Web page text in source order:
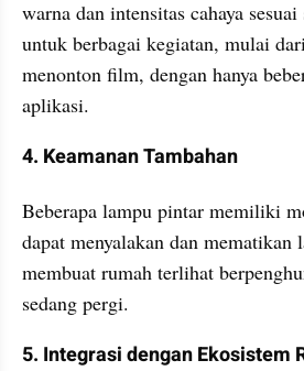
warna dan intensitas cahaya
untuk berbagai kegiatan, mulai
menonton film, dengan hanya
aplikasi.
4. Keamanan Tambahan
Beberapa lampu pintar memiliki
dapat menyalakan dan mematikan
membuat rumah terlihat
sedang pergi.
5. Integrasi dengan Ekosistem